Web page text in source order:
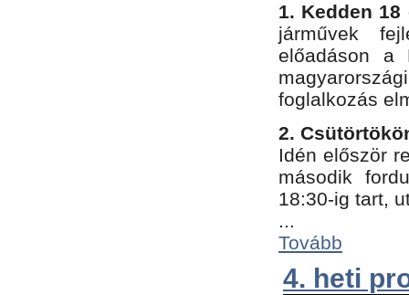
1. Kedden 18
járművek
előadáson a
foglalkozás
2.
Idén először
második
18:30-ig tart,
...
Tovább
4. heti